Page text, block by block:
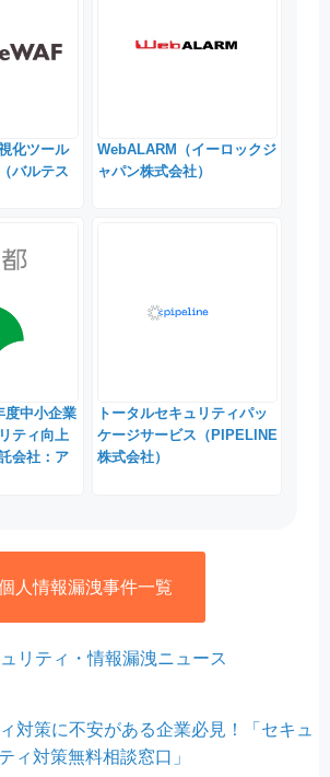
化ツール
バルテス
WebALARM（イーロックジ
ャパン株式会社）
度中小企業
ティ向上
会社：ア
トータルセキュリティパッ
ケージサービス（PIPELINE
株式会社）
人情報漏洩事件一覧
リティ・情報漏洩ニュース
対策に不安がある企業必見！「セキュ
ィ対策無料相談窓口」